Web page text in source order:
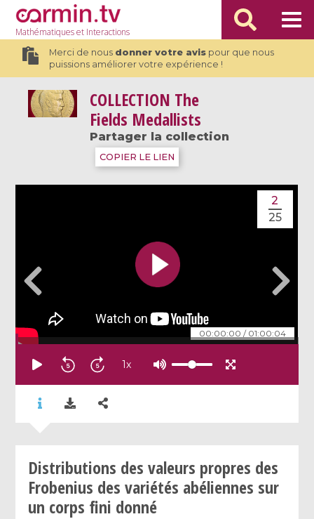
Mathématiqueset Interactions
Merci de nous donner votre avispour que nous
puissions améliorer votre expérience !
COLLECTION The
Fields Medallists
Partager la collection
COPIER LE LIEN
00:00:00 / 01:00:04
2
25
1x
Distributions des valeurs propres des
Frobenius des variétés abéliennes sur
un corps fini donné